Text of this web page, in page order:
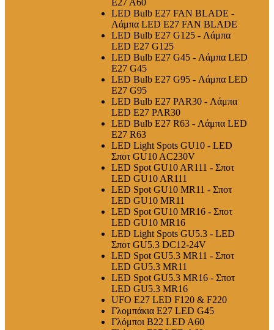
E27 A60
LED Bulb E27 FAN BLADE -
Λάμπα LED E27 FAN BLADE
LED Bulb E27 G125 - Λάμπα
LED E27 G125
LED Bulb E27 G45 - Λάμπα LED
E27 G45
LED Bulb E27 G95 - Λάμπα LED
E27 G95
LED Bulb E27 PAR30 - Λάμπα
LED E27 PAR30
LED Bulb E27 R63 - Λάμπα LED
E27 R63
LED Light Spots GU10 - LED
Σποτ GU10 AC230V
LED Spot GU10 AR111 - Σποτ
LED GU10 AR111
LED Spot GU10 MR11 - Σποτ
LED GU10 MR11
LED Spot GU10 MR16 - Σποτ
LED GU10 MR16
LED Light Spots GU5.3 - LED
Σποτ GU5.3 DC12-24V
LED Spot GU5.3 MR11 - Σποτ
LED GU5.3 MR11
LED Spot GU5.3 MR16 - Σποτ
LED GU5.3 MR16
UFO E27 LED F120 & F220
Γλομπάκια E27 LED G45
Γλόμποι B22 LED A60